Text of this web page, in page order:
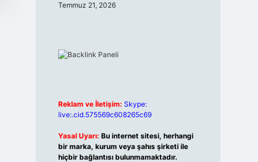
Temmuz 21, 2026
Reklam ve İletişim: Skype:
live:.cid.575569c608265c69
Yasal Uyarı: Bu internet sitesi, herhangi
bir marka, kurum veya şahıs şirketi ile
hiçbir bağlantısı bulunmamaktadır.